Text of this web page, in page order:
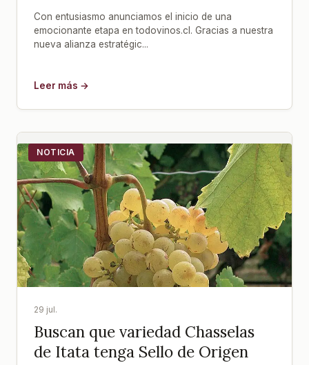
Con entusiasmo anunciamos el inicio de una
emocionante etapa en todovinos.cl. Gracias a nuestra
nueva alianza estratégic...
Leer más →
NOTICIA
29 jul.
Buscan que variedad Chasselas
de Itata tenga Sello de Origen